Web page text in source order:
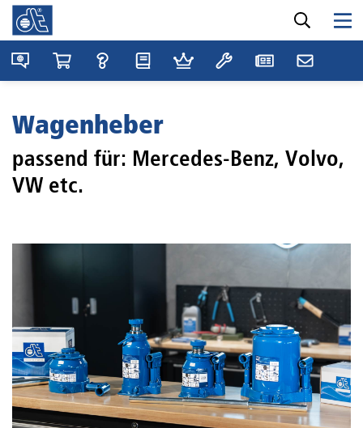
Wagenheber
passend für: Mercedes-Benz, Volvo,
VW etc.